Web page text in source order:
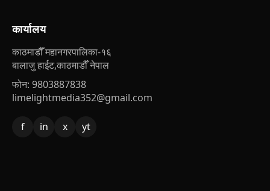
कार्यालय
काठमाडौँ महानगरपालिका-१६
बालाजु हाईट,काठमाडौँ नेपाल
फोन: 9803887838
limelightmedia352@gmail.com
f in x yt